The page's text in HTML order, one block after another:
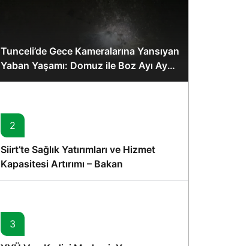
Tunceli’de Gece Kameralarına Yansıyan
Yaban Yaşamı: Domuz ile Boz Ayı Aynı
Karede
2
Siirt’te Sağlık Yatırımları ve Hizmet
Kapasitesi Artırımı – Bakan
Memişoğlu’nun Ziyareti
3